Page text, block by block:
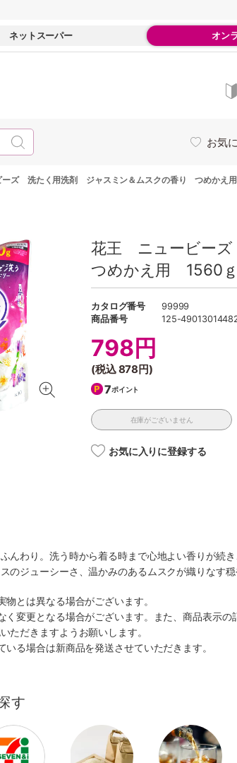
ネットスーパー オン
お気
ズ 洗たく用洗剤 ジャスミン＆ムスクの香り つめかえ
花王 ニュービー
つめかえ用 1560ｇ
カタログ番号
99999
商品番号
125-
798円
(税込878円)
7ポイント
在庫がございません
お気に入りに登録する
んわり。洗う時から着る時まで心地よい香りが続
のジューシーさ、温かみのあるムスクが織りなす穏
とは異なる場合がございます。
く変更となる場合がございます。また、商品表示
ただきますようお願いします。
る場合は新商品を発送させていただきます。
す